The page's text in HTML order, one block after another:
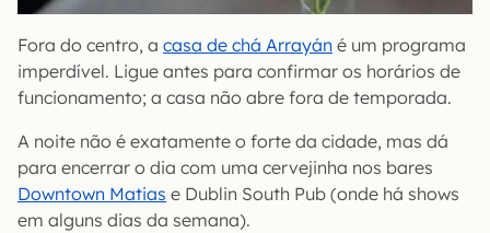
Fora do centro, a casa de chá Arrayán é um programa
imperdível. Ligue antes para confirmar os horários de
funcionamento; a casa não abre fora de temporada.
A noite não é exatamente o forte da cidade, mas dá
para encerrar o dia com uma cervejinha nos bares
Downtown Matias e Dublin South Pub (onde há shows
em alguns dias da semana).